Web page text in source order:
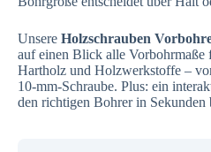
Unsere Holzschrauben
auf einen Blick alle Vorbohrmaße
Hartholz und Holzwerkstoffe –
10-mm-Schraube. Plus: ein
den richtigen Bohrer in Sekunden